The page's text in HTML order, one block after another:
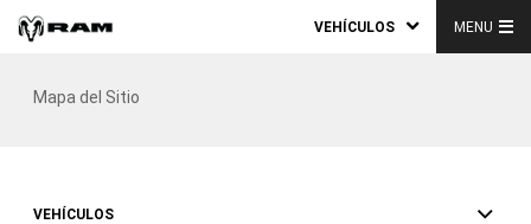
VEHÍCULOS MENU
Mapa del Sitio
VEHÍCULOS